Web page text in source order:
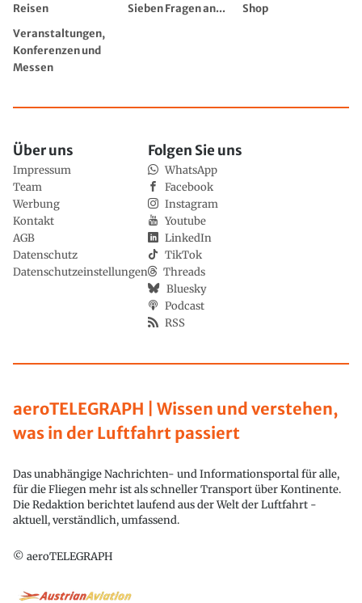
Reisen
Sieben Fragen an...
Shop
Veranstaltungen,
Konferenzen und
Messen
aeroTELEGRAPH | Wissen und verstehen,
was in der Luftfahrt passiert
Das unabhängige Nachrichten- und Informationsportal für alle,
für die Fliegen mehr ist als schneller Transport über Kontinente.
Die Redaktion berichtet laufend aus der Welt der Luftfahrt -
aktuell, verständlich, umfassend.
© aeroTELEGRAPH
Über uns
Impressum
Team
Werbung
Kontakt
AGB
Datenschutz
Datenschutzeinstellungen
Folgen Sie uns
WhatsApp
Facebook
Instagram
Youtube
LinkedIn
TikTok
Threads
Bluesky
Podcast
RSS